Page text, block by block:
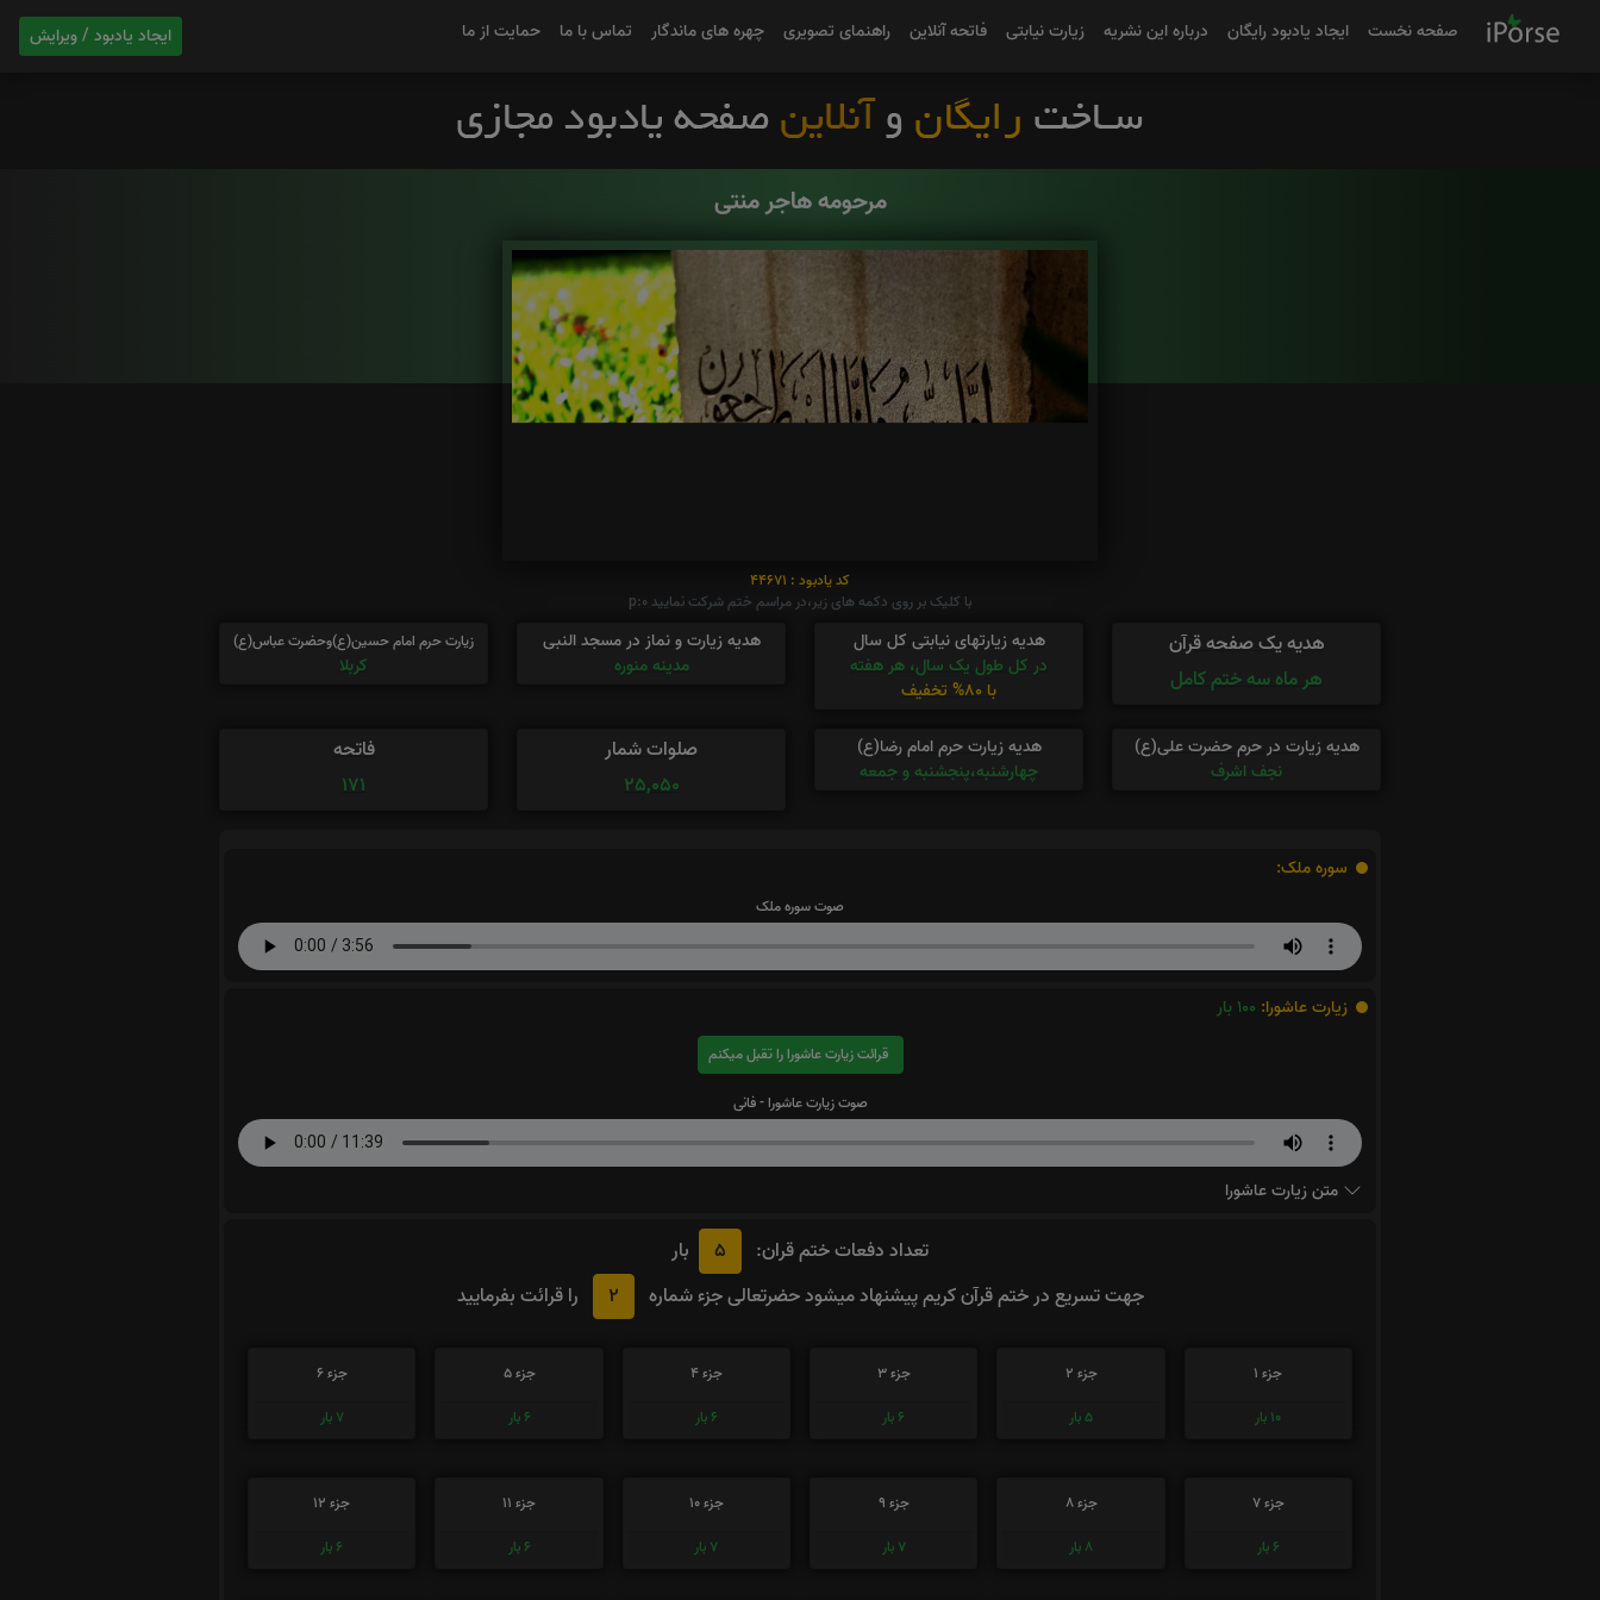
ایجاد یادبود / ویرایش صفحه نخست ایجاد یادبود رایگان درباره این نشریه زیارت نیابتی فاتحه آنلاین راهنمای تصویری چهره های ماندگار تماس با ما حمایت از ما
مرحومه هاجر منتی
کد یادبود : 44671
با کلیک بر روی دکمه های زیر،در مراسم ختم شرکت نمایید p:0
هدیه یک صفحه قرآن
هر ماه سه ختم کامل
هدیه زیارتهای نیابتی کل سال
در کل طول یک سال، هر هفته
با 80% تخفیف
هدیه زیارت و نماز در مسجد النبی
مدینه منوره
زیارت حرم امام حسین(ع)وحضرت عباس(ع)
کربلا
هدیه زیارت در حرم حضرت علی(ع)
نجف اشرف
هدیه زیارت حرم امام رضا(ع)
چهارشنبه،پنجشنبه و جمعه
صلوات شمار
25,050
فاتحه
171
سوره ملک:
صوت سوره ملک
زیارت عاشورا: 100 بار
قرائت زیارت عاشورا را تقبل میکنم
صوت زیارت عاشورا - فانی
متن زیارت عاشورا
تعداد دفعات ختم قران: 5
بار
جهت تسریع در ختم قرآن کریم پیشنهاد میشود حضرتعالی جزء شماره
2 را قرائت بفرمایید
جزء 1
10 بار
جزء 2
5 بار
جزء 3
6 بار
جزء 4
6 بار
جزء 5
6 بار
جزء 6
7 بار
جزء 7
6 بار
جزء 8
8 بار
جزء 9
7 بار
جزء 10
7 بار
جزء 11
6 بار
جزء 12
6 بار